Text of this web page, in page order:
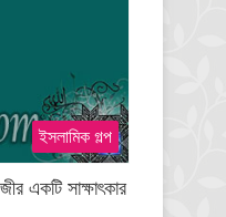
ইসলামিক গল্প
একটি সাক্ষাৎকার